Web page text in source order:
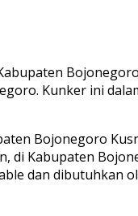
Kunker ini
Bojonegoro
di Kabupaten
dan dibutuhkan